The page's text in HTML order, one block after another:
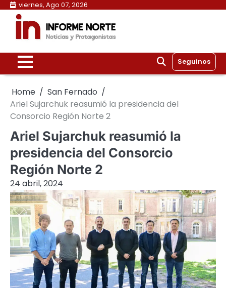
Skip
content
viernes, Ago 07, 2026
Seguinos
Home
San Fernado
Ariel Sujarchuk reasumió la presidencia del
Consorcio Región Norte 2
Ariel Sujarchuk reasumió la
presidencia del Consorcio
Región Norte 2
24 abril, 2024